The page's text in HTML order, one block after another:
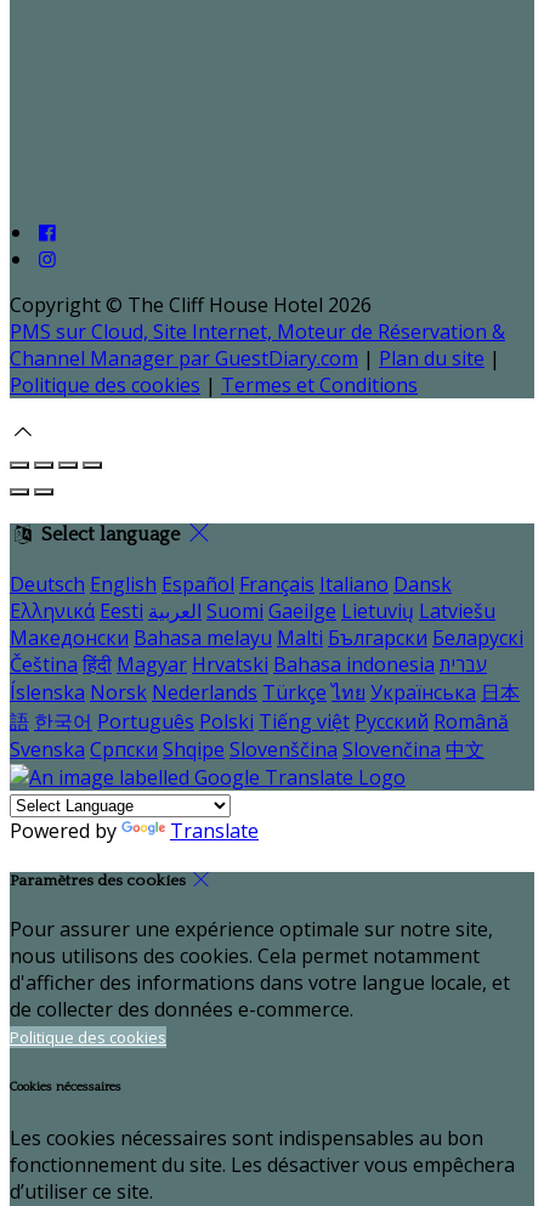
Copyright © The Cliff House Hotel 2026
PMS sur Cloud, Site Internet, Moteur de Réservation &
Channel Manager par GuestDiary.com | Plan du site |
Politique des cookies | Termes et Conditions
Select language
Deutsch English Español Français Italiano Dansk
Ελληνικά Eesti العربية Suomi Gaeilge Lietuvių Latviešu
Македонски Bahasa melayu Malti Български Беларускі
Čeština हिंदी Magyar Hrvatski Bahasa indonesia עברית
Íslenska Norsk Nederlands Türkçe ไทย Українська 日本
語 한국어 Português Polski Tiếng việt Русский Română
Svenska Српски Shqipe Slovenščina Slovenčina 中文
Powered by Translate
Paramètres des cookies
Pour assurer une expérience optimale sur notre site,
nous utilisons des cookies. Cela permet notamment
d'afficher des informations dans votre langue locale, et
de collecter des données e-commerce.
Politique des cookies
Cookies nécessaires
Les cookies nécessaires sont indispensables au bon
fonctionnement du site. Les désactiver vous empêchera
d’utiliser ce site.